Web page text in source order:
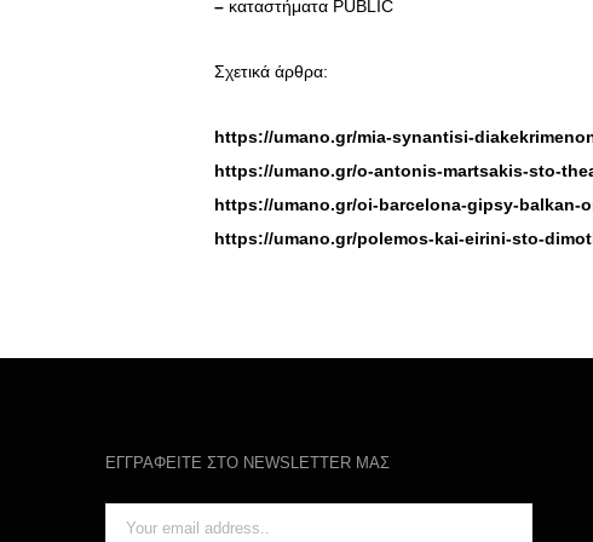
– καταστήματα PUBLIC
Σχετικά άρθρα:
https://umano.gr/mia-synantisi-
https://umano.gr/o-antonis-martsakis-sto-
https://umano.gr/oi-barcelona-gipsy-balkan-
https://umano.gr/polemos-kai-eirini-sto-
ΕΓΓΡΑΦΕΙΤΕ ΣΤΟ NEWSLETTER ΜΑΣ